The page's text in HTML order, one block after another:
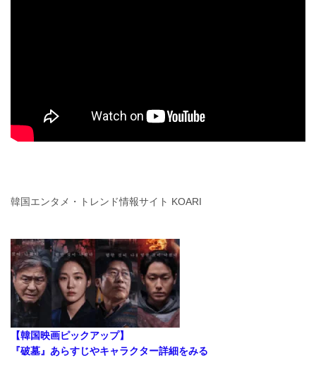
韓国エンタメ・トレンド情報サイト KOARI
【韓国映画ピックアップ】
『破墓』あらすじやキャラクター詳細をみる